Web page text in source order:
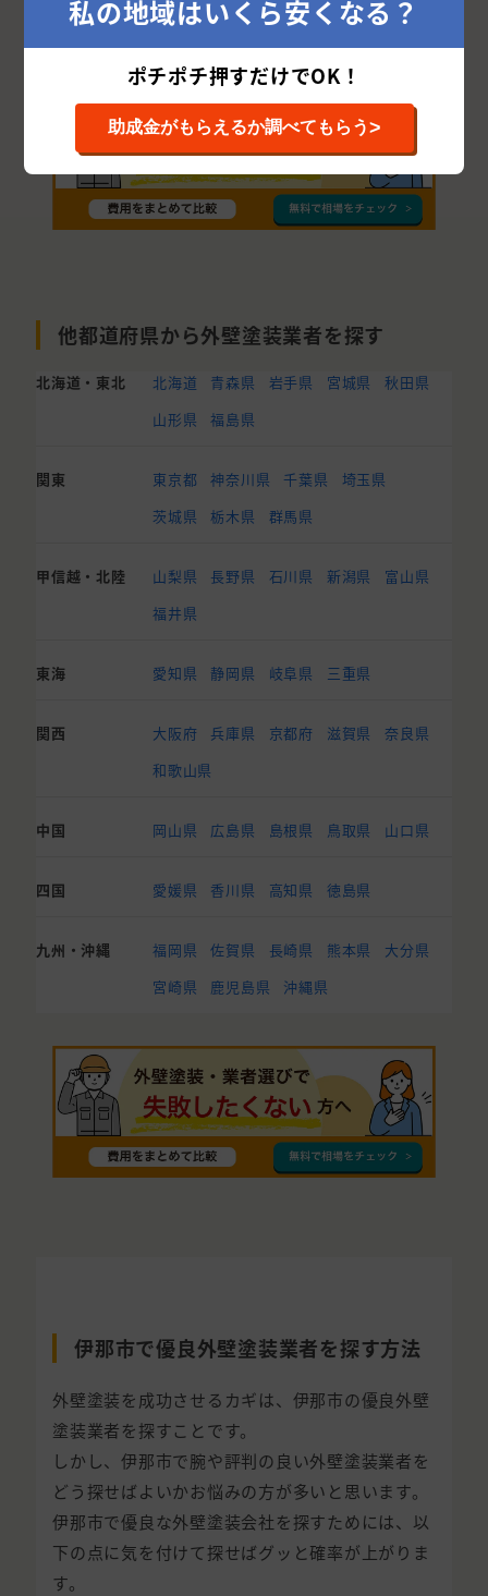
木曽郡 南佐久郡 下高井郡 下水内郡
他都道府県から外壁塗装業者を探す
北海道・東北 北海道 青森県 岩手県 宮城県
秋田県
山形県
福島県
関東 東京都 神奈川県 千葉県
埼玉県
茨城県
栃木県 群馬県
甲信越・北陸 山梨県 長野県 石川県 新潟県
富山県
福井県
東海 愛知県 静岡県 岐阜県 三重県
関西 大阪府 兵庫県 京都府 滋賀県
奈良県
和歌山県
中国 岡山県 広島県 島根県 鳥取県 山口県
四国 愛媛県 香川県 高知県 徳島県
九州・沖縄 福岡県 佐賀県 長崎県 熊本県
大分県
宮崎県
鹿児島県 沖縄県
伊那市で優良外壁塗装業者を探す方法
外壁塗装を成功させるカギは、伊那市の優良外壁
塗装業者を探すことです。
しかし、伊那市で腕や評判の良い外壁塗装業者を
どう探せばよいかお悩みの方が多いと思います。
伊那市で優良な外壁塗装会社を探すためには、以
下の点に気を付けて探せばグッと確率が上がりま
す。
私の地域はいくら安くなる？
ポチポチ押すだけでOK！
助成金がもらえるか調べてもらう>